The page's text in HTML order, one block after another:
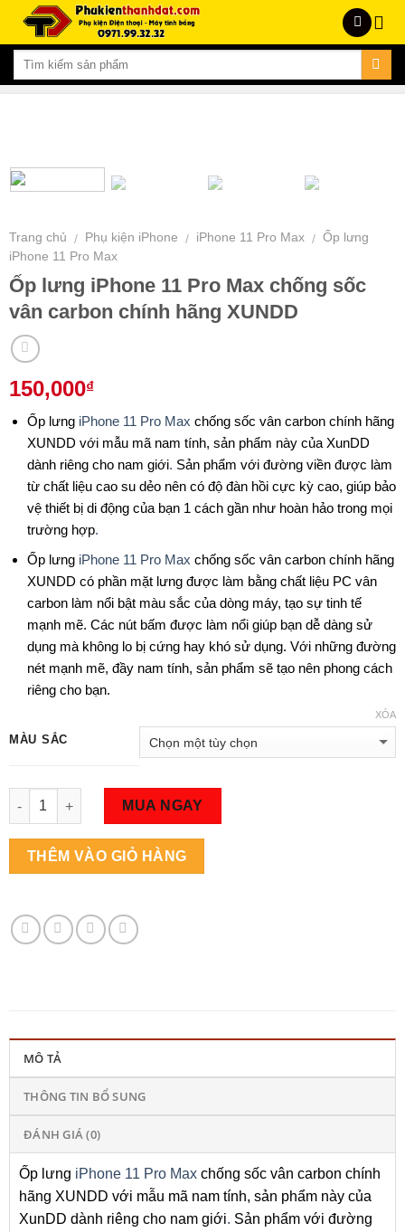
content
Trang chủ / Phụ kiện iPhone / iPhone 11 Pro Max / Ốp lưng
iPhone 11 Pro Max
Ốp lưng iPhone 11 Pro Max chống sốc
vân carbon chính hãng XUNDD
150,000₫
Ốp lưng iPhone 11 Pro Max chống sốc vân carbon chính hãng
XUNDD với mẫu mã nam tính, sản phẩm này của XunDD
dành riêng cho nam giới. Sản phẩm với đường viền được làm
từ chất liệu cao su dẻo nên có độ đàn hồi cực kỳ cao, giúp bảo
vệ thiết bị di động của bạn 1 cách gần như hoàn hảo trong mọi
trường hợp.
Ốp lưng iPhone 11 Pro Max chống sốc vân carbon chính hãng
XUNDD có phần mặt lưng được làm bằng chất liệu PC vân
carbon làm nổi bật màu sắc của dòng máy, tạo sự tinh tế
mạnh mẽ. Các nút bấm được làm nổi giúp bạn dễ dàng sử
dụng mà không lo bị cứng hay khó sử dụng. Với những đường
nét mạnh mẽ, đầy nam tính, sản phẩm sẽ tạo nên phong cách
riêng cho bạn.
MÀU SẮC
XÓA
Số lượng
MUA NGAY
THÊM VÀO GIỎ HÀNG
MÔ TẢ
THÔNG TIN BỔ SUNG
ĐÁNH GIÁ (0)
Ốp lưng iPhone 11 Pro Max chống sốc vân carbon chính
hãng XUNDD với mẫu mã nam tính, sản phẩm này của
XunDD dành riêng cho nam giới. Sản phẩm với đường